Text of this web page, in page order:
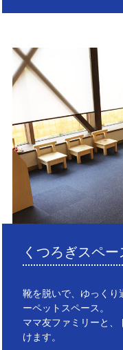
くつろぎスペー
靴を脱いで、ゆっくり
ーペットスペース。
ママ友ファミリーと
けます。